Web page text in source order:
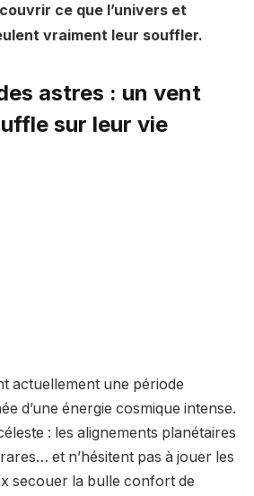
ce que l’univers et
vraiment leur souffler.
astres : un vent
sur leur vie
actuellement une période
d’une énergie cosmique intense.
: les alignements planétaires
et n’hésitent pas à jouer les
secouer la bulle confort de